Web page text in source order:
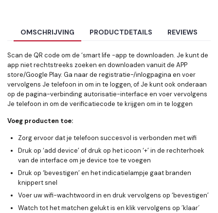
OMSCHRIJVING PRODUCTDETAILS REVIEWS
Scan de QR code om de ‘smart life -app te downloaden. Je kunt de
app niet rechtstreeks zoeken en downloaden vanuit de APP
store/Google Play. Ga naar de registratie-/inlogpagina en voer
vervolgens Je telefoon in om in te loggen, of Je kunt ook onderaan
op de pagina-verbinding autorisatie-interface en voer vervolgens
Je telefoon in om de verificatiecode te krijgen om in te loggen
Voeg producten toe:
Zorg ervoor dat je telefoon succesvol is verbonden met wifi
Druk op ‘add device’ of druk op het icoon ‘+’ in de rechterhoek
van de interface om je device toe te voegen
Druk op ‘bevestigen’ en het indicatielampje gaat branden
knippert snel
Voer uw wifi-wachtwoord in en druk vervolgens op ‘bevestigen’
Watch tot het matchen gelukt is en klik vervolgens op ´klaar´